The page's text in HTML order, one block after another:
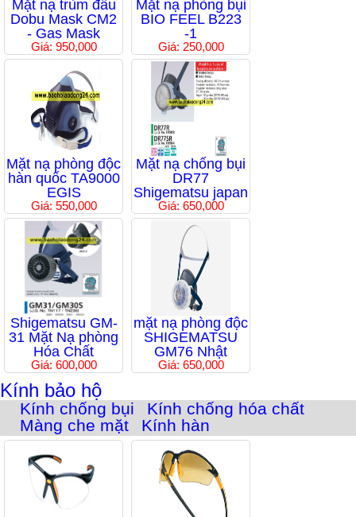
Mặt nạ trùm đầu
Dobu Mask CM2
- Gas Mask
Giá: 950,000
Mặt nạ phòng bụi
BIO FEEL B223
-1
Giá: 250,000
Mặt nạ phòng độc
hàn quốc TA9000
EGIS
Giá: 550,000
Mặt nạ chống bụi
DR77
Shigematsu japan
Giá: 650,000
Shigematsu GM-
31 Mặt Nạ phòng
Hóa Chất
Giá: 600,000
mặt nạ phòng độc
SHIGEMATSU
GM76 Nhật
Giá: 650,000
Kính bảo hộ
Kính chống bụi
Kính chống hóa chất
Màng che mặt
Kính hàn